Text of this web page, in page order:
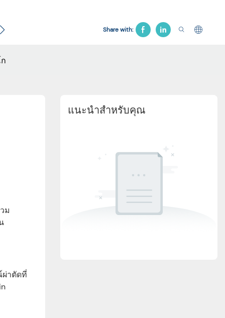
เก้าอี้โรงพยาบาล เตียงดึง สินค้างา
Share with:
ม
ผ่าตัดที่
แนะนำสำหรับคุณ